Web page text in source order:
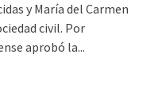
y María del Carmen
civil. Por
aprobó la...